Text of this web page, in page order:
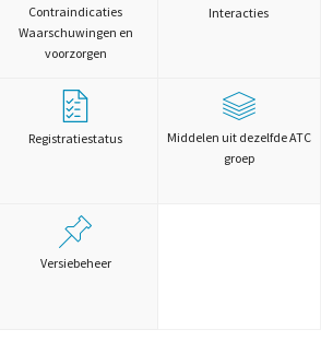
Contraindicaties
Waarschuwingen en
voorzorgen
Interacties
Registratiestatus
Middelen uit dezelfde ATC
groep
Versiebeheer